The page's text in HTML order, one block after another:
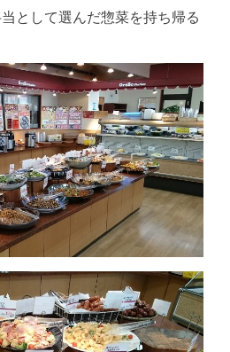
として選んだ惣菜を持ち帰る